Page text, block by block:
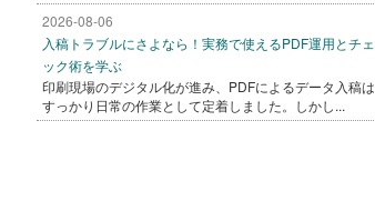
2026-08-06
入稿トラブルにさよなら！実務で使えるPDF運用とチェ
ック術を学ぶ
印刷現場のデジタル化が進み、PDFによるデータ入稿は
すっかり日常の作業として定着しました。しかし...